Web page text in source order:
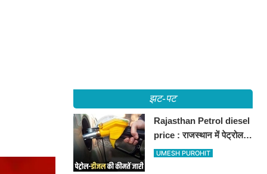
झट-पट
Rajasthan Petrol diesel
price : राजस्थान में पेट्रोल-
डीजल की कीमतें जारी, जानिए
UMESH PUROHIT